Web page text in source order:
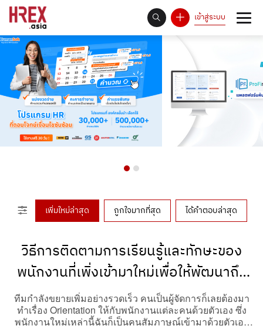
เข้าสู่ระบบ
Answer Rate is 93
เพิ่มใหม่ล่าสุด ถูกใจมากที่สุด ได้คำตอบล่าสุด
วิธีการติดตามการเรียนรู้และทักษะของ
พนักงานที่เพิ่งเข้ามาใหม่เพื่อให้พัฒนาถึง
ศักยภาพสูงสุด (orientation them to the
full potential)
ทีมกำลังขยายเพิ่มอย่างรวดเร็ว คนเป็นผู้จัดการก็เลยต้องมา
ทำเรื่อง Orientation ให้กับพนักงานแต่ละคนด้วยตัวเอง ซึ่ง
พนักงานใหม่เหล่านี้ฉันก็เป็นคนสัมภาษณ์เข้ามาด้วยตัวเอง